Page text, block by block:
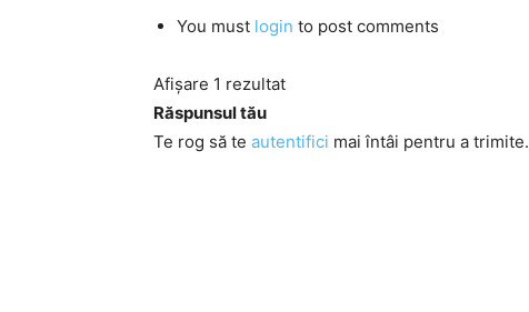
You must login to post comments
Afișare 1 rezultat
Răspunsul tău
Te rog să te autentifici mai întâi pentru a trimite.